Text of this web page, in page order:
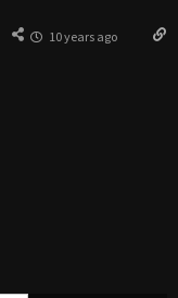
10 years ago